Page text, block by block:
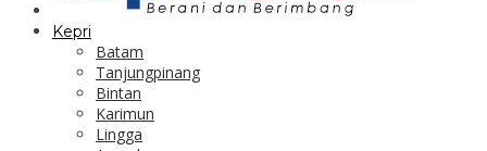
Kepri
Batam
Tanjungpinang
Bintan
Karimun
Lingga